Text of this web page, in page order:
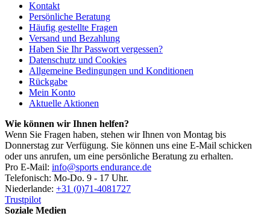
Kontakt
Persönliche Beratung
Häufig gestellte Fragen
Versand und Bezahlung
Haben Sie Ihr Passwort vergessen?
Datenschutz und Cookies
Allgemeine Bedingungen und Konditionen
Rückgabe
Mein Konto
Aktuelle Aktionen
Wie können wir Ihnen helfen?
Wenn Sie Fragen haben, stehen wir Ihnen von Montag bis
Donnerstag zur Verfügung. Sie können uns eine E-Mail schicken
oder uns anrufen, um eine persönliche Beratung zu erhalten.
Pro E-Mail: info@sports endurance.de
Telefonisch: Mo-Do. 9 - 17 Uhr.
Niederlande: +31 (0)71-4081727
Trustpilot
Soziale Medien